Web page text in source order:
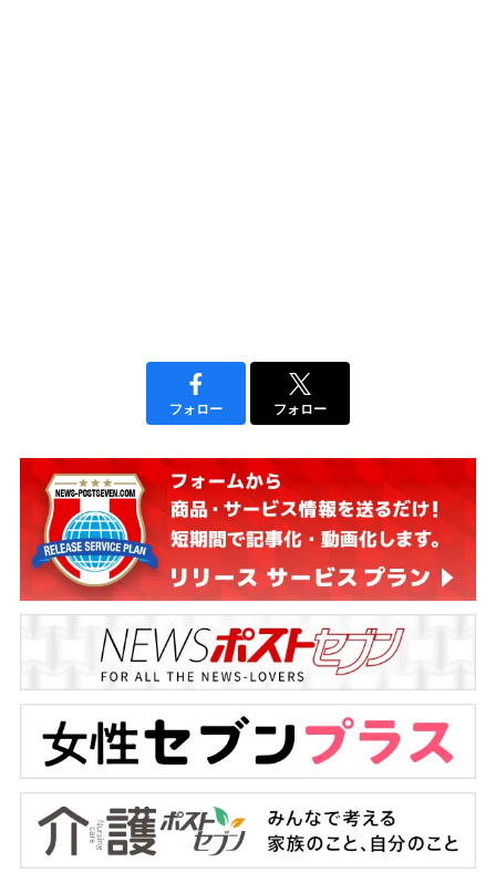
フォロー フォロー